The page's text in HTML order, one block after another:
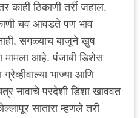
काही ठिकाणी तर्री जहाल.
चव आवडते पण भाव
सगळ्याच बाजूने खुष
मामला आहे. पंजाबी डिशेस
ग्रेव्हीवाल्या भाज्या आणि
नावाचे परदेशी डिशा खाववत
सातारा म्हणले तरी